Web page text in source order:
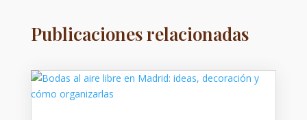
Publicaciones relacionadas